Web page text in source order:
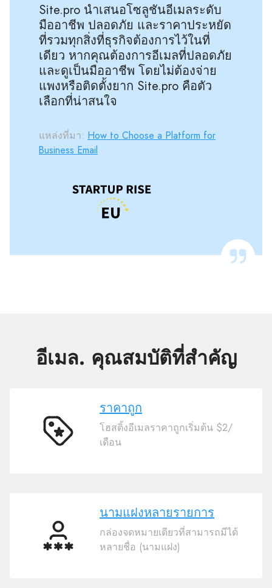
Site.pro นำเสนอโซลูชันอีเมลระดับ
มืออาชีพ ปลอดภัย และราคาประหยัด
ที่รวมทุกสิ่งที่ธุรกิจต้องการไว้ในที่
เดียว หากคุณต้องการอีเมลที่ปลอดภัย
และดูเป็นมืออาชีพ โดยไม่ต้องจ่าย
แพงหรือติดตั้งยาก Site.pro คือตัว
เลือกที่น่าสนใจ
แหล่งที่มา: How to Choose a Platform for
Business Email
อีเมล. คุณสมบัติที่สำคัญ
ราคา
ราคาถูก
โฮสติ้งอีเมลราคาถูกเริ่มต้น $2/
เดือน
นามแฝง
นามแฝงหลายรายการ
กล่องจดหมายเดียวที่สามารถมีได้
หลายชื่อ (นามแฝง)